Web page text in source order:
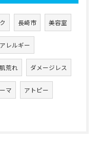
長崎市 美容室
レルギー
肌荒れ ダメージレス
マ アトピー